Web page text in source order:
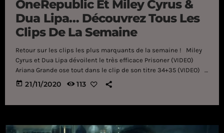
OneRepublic Et Miley Cyrus &
Dua Lipa… Découvrez Tous Les
Clips De La Semaine
Retour sur les clips les plus marquants de la semaine ! Miley
Cyrus et Dua Lipa dévoilent le très efficace Prisoner (VIDEO)
Ariana Grande ose tout dans le clip de son titre 34+35 (VIDEO)
L'ode à la nature de OneRepublic dans le clip de Wild Life
(VIDEO) Gaëtan Roussel est de retour avec le clip de Tu ne
today 21/11/2020 113